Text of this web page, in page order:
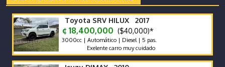
Toyota SRV HILUX 2017
¢ 18,400,000 ($40,000)*
3000cc | Automático | Diesel | 5 pas.
Exelente carro muy cuidado